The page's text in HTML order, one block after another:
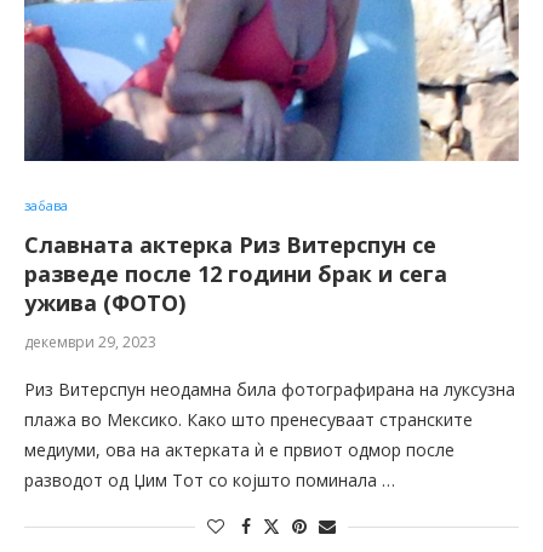
забава
Славната актерка Риз Витерспун се
разведе после 12 години брак и сега
ужива (ФОТО)
декември 29, 2023
Риз Витерспун неодамна била фотографирана на луксузна
плажа во Мексико. Како што пренесуваат странските
медиуми, ова на актерката ѝ е првиот одмор после
разводот од Џим Тот со којшто поминала …